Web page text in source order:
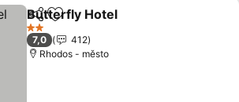
SdíletPřidat na seznam oblíbených
Butterfly Hotel
2 Počet hvězdiček
7,0
412
Rhodos - město